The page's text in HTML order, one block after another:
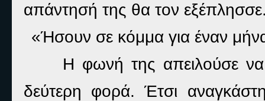
απάντησή της θα τον
«Ήσουν σε κόμμα για έναν
Η φωνή της απειλούσε
δεύτερη φορά. Έτσι